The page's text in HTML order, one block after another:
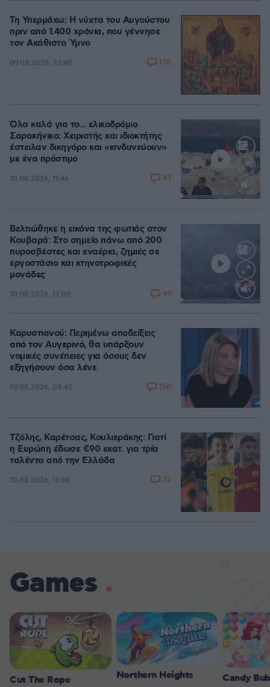
Τη Υπερμάχω: Η νύχτα του Αυγούστου
πριν από 1.400 χρόνια, που γέννησε
τον Ακάθιστο Ύμνο
09.08.2026, 22:48 138
Loaded
Όλα καλά για το... ελικοδρόμιο
Σαρακήνικο: Χειριστής και ιδιοκτήτης
έστειλαν δικηγόρο και «κινδυνεύουν»
με ένα πρόστιμο
10.08.2026, 11:46 43
Βελτιώθηκε η εικόνα της φωτιάς στον
Κουβαρά: Στο σημείο πάνω από 200
πυροσβέστες και εναέρια, ζημιές σε
εργοστάσιο και κτηνοτροφικές
μονάδες
10.08.2026, 12:00 49
Καρυστιανού: Περιμένω αποδείξεις
από τον Αυγερινό, θα υπάρξουν
νομικές συνέπειες για όσους δεν
εξηγήσουν όσα λένε
10.08.2026, 08:45 150
Τζόλης, Καρέτσας, Κουλιεράκης: Γιατί
η Ευρώπη έδωσε €90 εκατ. για τρία
ταλέντα από την Ελλάδα
10.08.2026, 11:00 22
Games
Cut The Rope Northern Heights Candy